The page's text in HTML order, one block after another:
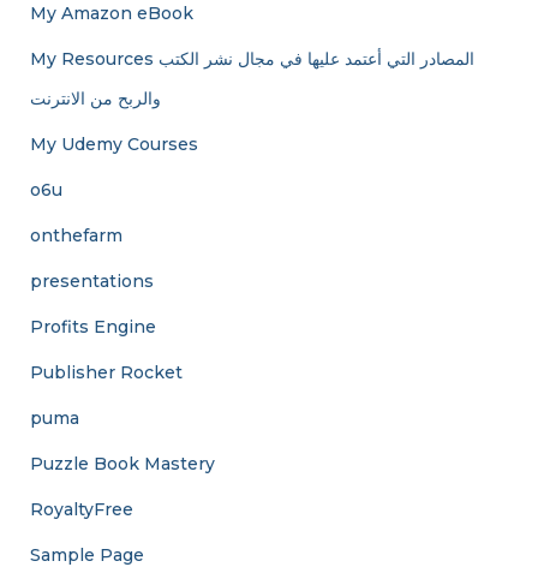
My Amazon eBook
My Resources المصادر التي أعتمد عليها في مجال نشر الكتب
والربح من الانترنت
My Udemy Courses
o6u
onthefarm
presentations
Profits Engine
Publisher Rocket
puma
Puzzle Book Mastery
RoyaltyFree
Sample Page